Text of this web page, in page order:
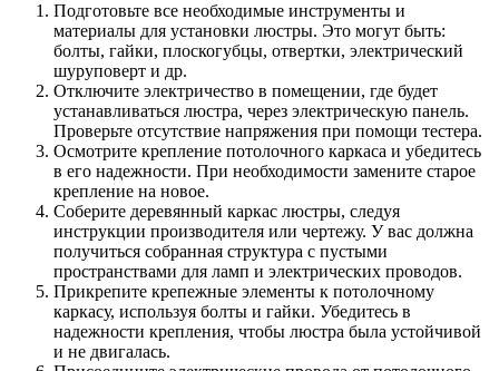
Подготовьте все необходимые инструменты и
материалы для установки люстры. Это могут быть:
болты, гайки, плоскогубцы, отвертки, электрический
шуруповерт и др.
Отключите электричество в помещении, где будет
устанавливаться люстра, через электрическую панель.
Проверьте отсутствие напряжения при помощи тестера.
Осмотрите крепление потолочного каркаса и убедитесь
в его надежности. При необходимости замените старое
крепление на новое.
Соберите деревянный каркас люстры, следуя
инструкции производителя или чертежу. У вас должна
получиться собранная структура с пустыми
пространствами для ламп и электрических проводов.
Прикрепите крепежные элементы к потолочному
каркасу, используя болты и гайки. Убедитесь в
надежности крепления, чтобы люстра была устойчивой
и не двигалась.